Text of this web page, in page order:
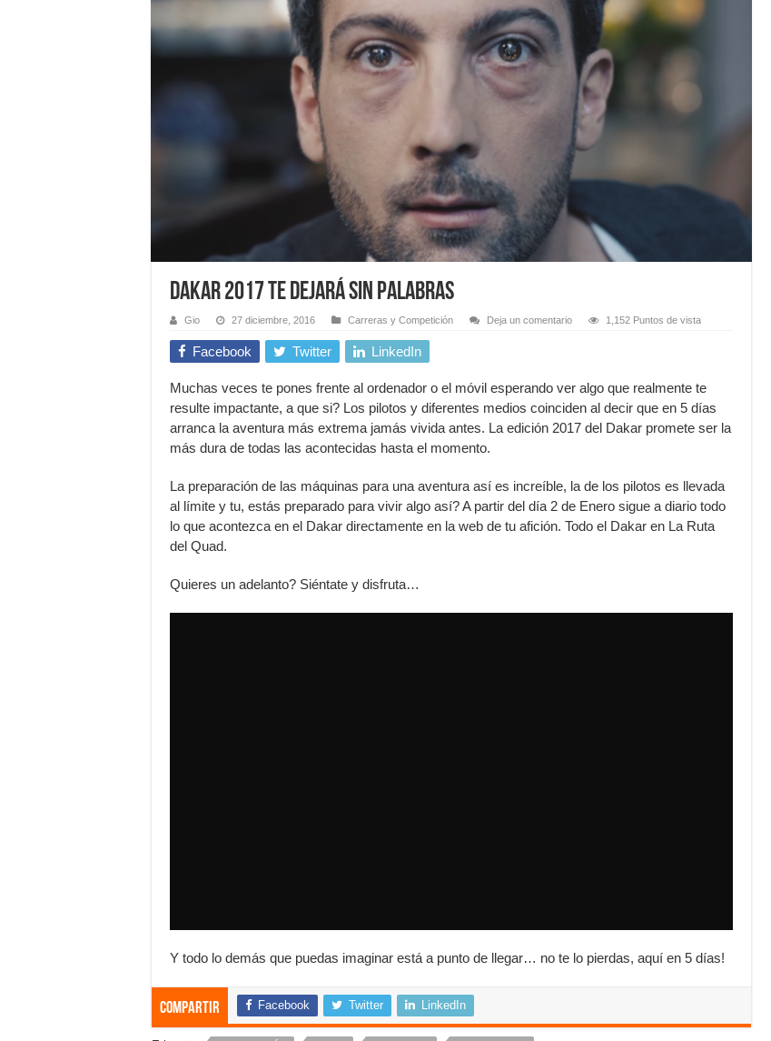
Dakar 2017 te dejará sin palabras
Gio 27 diciembre, 2016 Carreras y Competición Deja un comentario 1,152 Puntos de vista
Facebook Twitter LinkedIn
Muchas veces te pones frente al ordenador o el móvil esperando ver algo que realmente te
resulte impactante, a que si? Los pilotos y diferentes medios coinciden al decir que en 5 días
arranca la aventura más extrema jamás vivida antes. La edición 2017 del Dakar promete ser la
más dura de todas las acontecidas hasta el momento.
La preparación de las máquinas para una aventura así es increíble, la de los pilotos es llevada
al límite y tu, estás preparado para vivir algo así? A partir del día 2 de Enero sigue a diario todo
lo que acontezca en el Dakar directamente en la web de tu afición. Todo el Dakar en La Ruta
del Quad.
Quieres un adelanto? Siéntate y disfruta…
Y todo lo demás que puedas imaginar está a punto de llegar… no te lo pierdas, aquí en 5 días!
Compartir Facebook Twitter LinkedIn